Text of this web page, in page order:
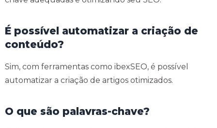
É possível automatizar a criação de
conteúdo?
Sim, com ferramentas como ibexSEO, é possível
automatizar a criação de artigos otimizados.
O que são palavras-chave?